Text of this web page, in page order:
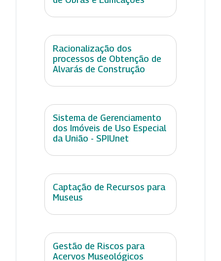
Racionalização dos
processos de Obtenção de
Alvarás de Construção
Sistema de Gerenciamento
dos Imóveis de Uso Especial
da União - SPIUnet
Captação de Recursos para
Museus
Gestão de Riscos para
Acervos Museológicos